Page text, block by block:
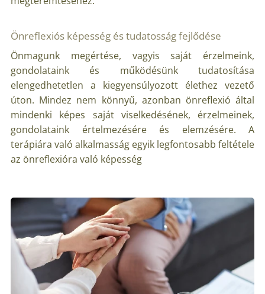
Önreflexiós képesség és tudatosság fejlődése
Önmagunk megértése, vagyis saját érzelmeink,
gondolataink és működésünk tudatosítása
elengedhetetlen a kiegyensúlyozott élethez vezető
úton. Mindez nem könnyű, azonban önreflexió által
mindenki képes saját viselkedésének, érzelmeinek,
gondolataink értelmezésére és elemzésére. A
terápiára való alkalmasság egyik legfontosabb feltétele
az önreflexióra való képesség